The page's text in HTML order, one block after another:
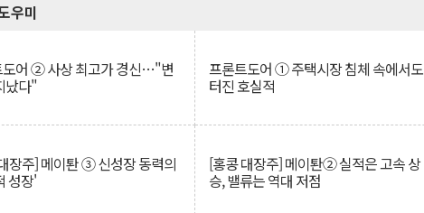
우미
도어 ② 사상 최고가 경신…"변
났다"
프론트도어 ① 주택시장 침체 속에서도
터진 호실적
장주] 메이퇀 ③ 신성장 동력의
성장'
[홍콩 대장주] 메이퇀② 실적은 고속 상
승, 밸류는 역대 저점